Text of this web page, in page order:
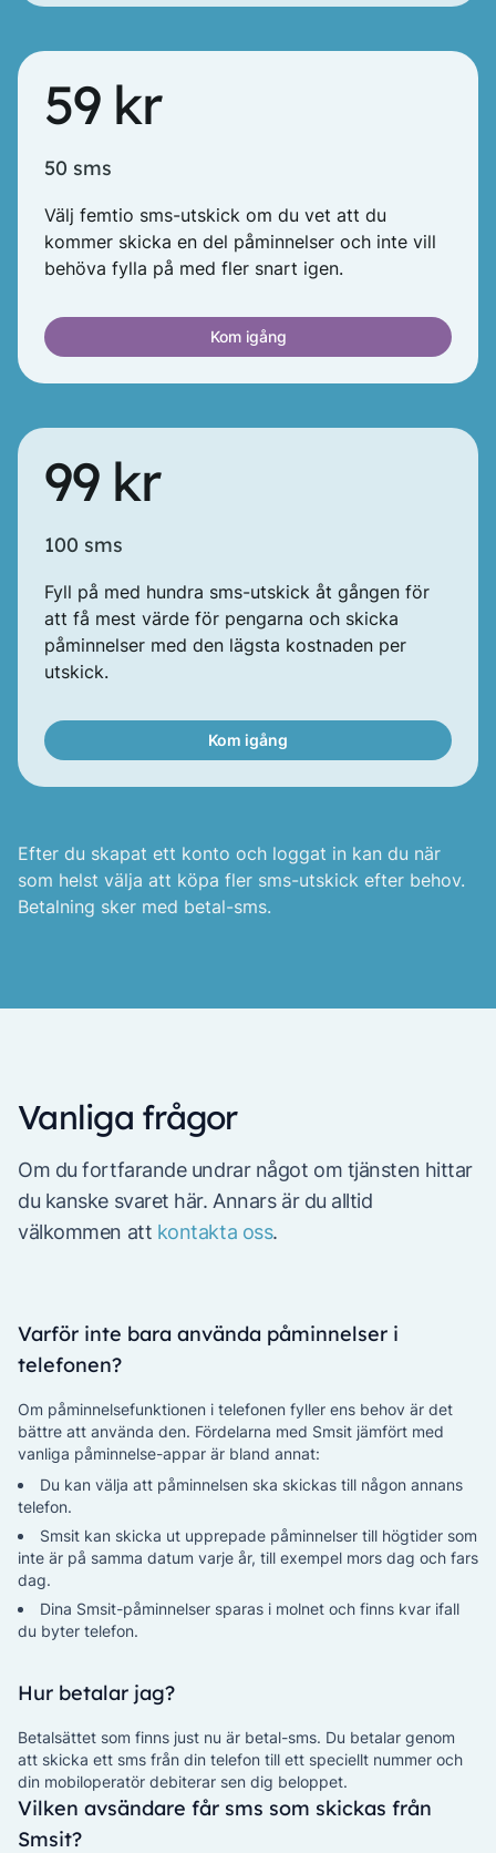
59 kr
50 sms
Välj femtio sms-utskick om du vet att du
kommer skicka en del påminnelser och inte vill
behöva fylla på med fler snart igen.
Kom igång
99 kr
100 sms
Fyll på med hundra sms-utskick åt gången för
att få mest värde för pengarna och skicka
påminnelser med den lägsta kostnaden per
utskick.
Kom igång
Efter du skapat ett konto och loggat in kan du när
som helst välja att köpa fler sms-utskick efter behov.
Betalning sker med betal-sms.
Vanliga frågor
Om du fortfarande undrar något om tjänsten hittar
du kanske svaret här. Annars är du alltid
välkommen att kontakta oss.
Varför inte bara använda påminnelser i
telefonen?
Om påminnelsefunktionen i telefonen fyller ens behov är det
bättre att använda den. Fördelarna med Smsit jämfört med
vanliga påminnelse-appar är bland annat:
Du kan välja att påminnelsen ska skickas till någon annans
telefon.
Smsit kan skicka ut upprepade påminnelser till högtider som
inte är på samma datum varje år, till exempel mors dag och fars
dag.
Dina Smsit-påminnelser sparas i molnet och finns kvar ifall
du byter telefon.
Hur betalar jag?
Betalsättet som finns just nu är betal-sms. Du betalar genom
att skicka ett sms från din telefon till ett speciellt nummer och
din mobiloperatör debiterar sen dig beloppet.
Vilken avsändare får sms som skickas från
Smsit?